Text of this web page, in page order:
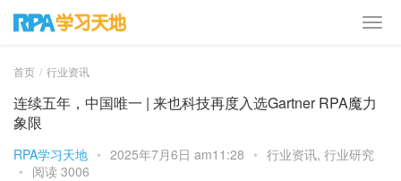
首页 行业资讯
连续五年，中国唯一 | 来也科技再度入选Gartner RPA魔力
象限
RPA学习天地 • 2025年7月6日 am11:28 • 行业资讯, 行业研究
• 阅读 3006